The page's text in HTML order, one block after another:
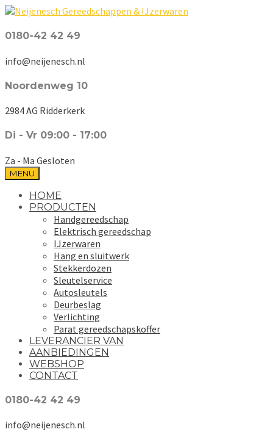
0180-42 42 49
info@neijenesch.nl
Noordenweg 10
2984 AG Ridderkerk
Di - Vr 09:00 - 17:00
Za - Ma Gesloten
MENU
HOME
PRODUCTEN
Handgereedschap
Elektrisch gereedschap
IJzerwaren
Hang en sluitwerk
Stekkerdozen
Sleutelservice
Autosleutels
Deurbeslag
Verlichting
Parat gereedschapskoffer
LEVERANCIER VAN
AANBIEDINGEN
WEBSHOP
CONTACT
0180-42 42 49
info@neijenesch.nl